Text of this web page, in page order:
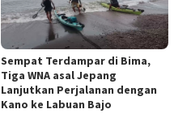
Sempat Terdampar di Bima,
Tiga WNA asal Jepang
Lanjutkan Perjalanan dengan
Kano ke Labuan Bajo